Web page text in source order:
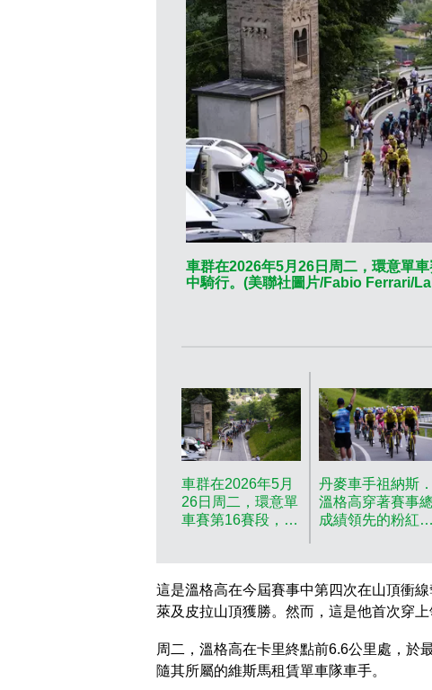
車群在2026年5月26日周二，環意單
中騎行。(美聯社圖片/Fabio Ferrari/
車群在2026年5月
26日周二，環意單
車賽第16賽段，從
Ferrari/LaPresse)
AP圖片
丹麥車手祖納斯．
溫格高穿著賽事總
成績領先的粉紅戰
貝林佐納到瑞士
里的比賽中，於
社圖片/Fabio
Ferrari/LaPresse)
AP圖片
這是溫格高在今屆賽事中第四次在山頂衝
萊及皮拉山頂獲勝。然而，這是他首次穿上
周二，溫格高在卡里終點前6.6公里處，於
隨其所屬的維斯馬租賃單車隊車手。